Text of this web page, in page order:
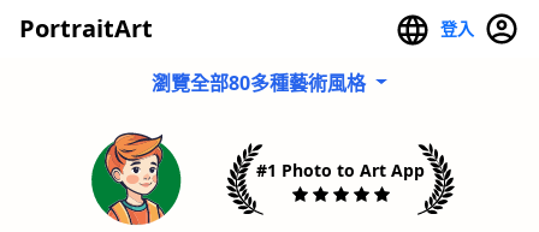
PortraitArt 登入
瀏覽全部80多種藝術風格
#1 Photo to Art App